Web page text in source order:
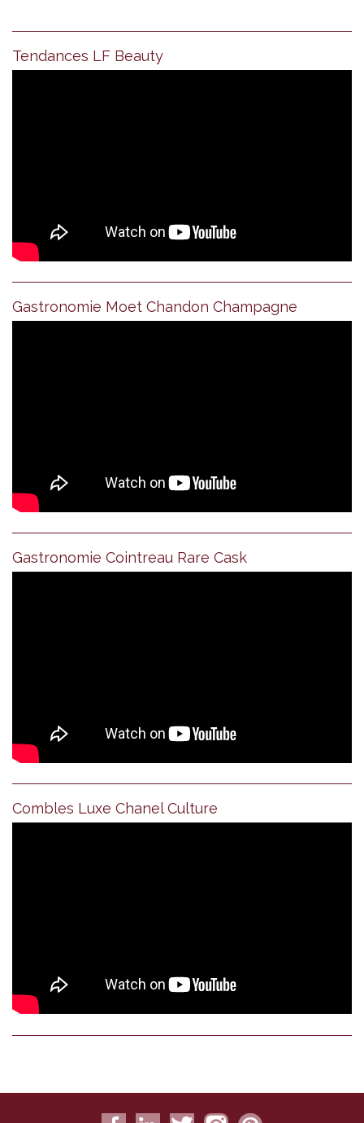
Tendances LF Beauty
Gastronomie Moet Chandon Champagne
Gastronomie Cointreau Rare Cask
Combles Luxe Chanel Culture